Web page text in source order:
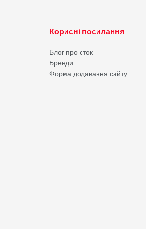
Корисні посилання
Блог про сток
Бренди
Форма додавання сайту